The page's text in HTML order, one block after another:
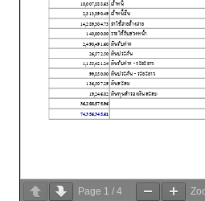
Page 1 / 4